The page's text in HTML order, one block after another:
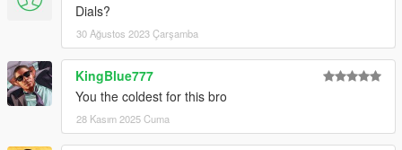
Dials?
30 Ağustos 2023 Çarşamba
KingBlue777
You the coldest for this bro
28 Kasım 2025 Cuma